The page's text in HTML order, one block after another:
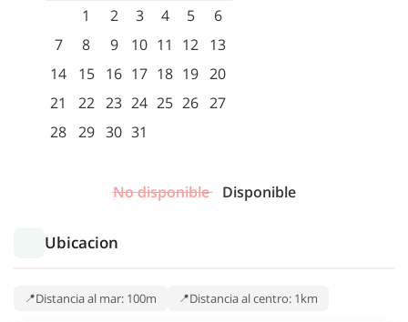
1
2 3 4 5
6
7
8 9 10 11 12 13
14
15 16 17 18 19 20
21
22 23 24 25 26 27
28 29 30 31
No disponible Disponible
Ubicacion
Distancia al mar: 100m Distancia al centro: 1km